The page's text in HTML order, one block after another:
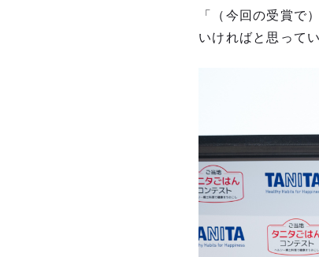
「（今回の受賞で
いければと思って